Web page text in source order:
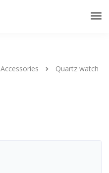
Accessories Quartz watch